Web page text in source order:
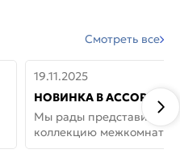
Смотреть все
19.11.2025
НОВИНКА В
ДВЕРИ GLOSSMAT —
НЕОКЛАССИКА И УЮТ
Мы рады представить
коллекцию
GlossMat